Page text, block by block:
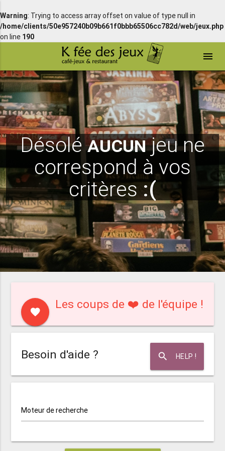
Warning: Trying to access array offset on value of type null in
/home/clients/50e957240b09b661f0bbb65506cc782d/web/jeux.php
on line 190
menu
Désoléaucunjeu ne
correspond à vos
critères:(
favorite
Les coups de ❤️ de l'équipe !
search HELP !
Besoin d'aide ?
Moteur de recherche